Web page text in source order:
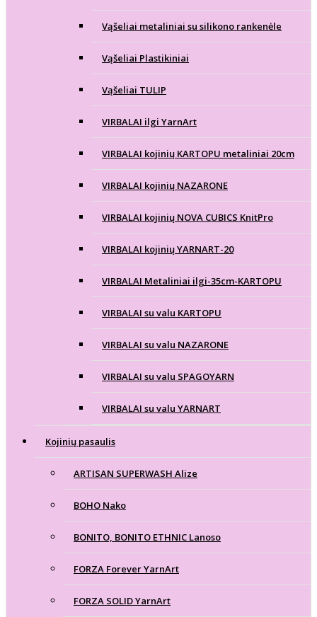
Vąšeliai metaliniai su silikono rankenėle
Vąšeliai Plastikiniai
Vąšeliai TULIP
VIRBALAI ilgi YarnArt
VIRBALAI kojinių KARTOPU metaliniai 20cm
VIRBALAI kojinių NAZARONE
VIRBALAI kojinių NOVA CUBICS KnitPro
VIRBALAI kojinių YARNART-20
VIRBALAI Metaliniai ilgi-35cm-KARTOPU
VIRBALAI su valu KARTOPU
VIRBALAI su valu NAZARONE
VIRBALAI su valu SPAGOYARN
VIRBALAI su valu YARNART
Kojinių pasaulis
ARTISAN SUPERWASH Alize
BOHO Nako
BONITO, BONITO ETHNIC Lanoso
FORZA Forever YarnArt
FORZA SOLID YarnArt